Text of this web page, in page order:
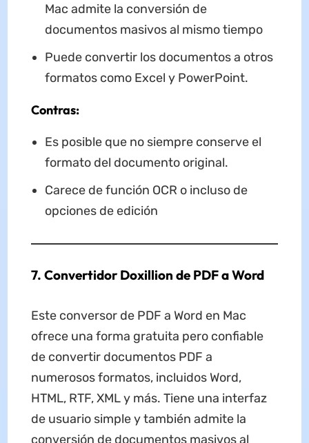
Mac admite la conversión de
documentos masivos al mismo tiempo
Puede convertir los documentos a otros
formatos como Excel y PowerPoint.
Contras:
Es posible que no siempre conserve el
formato del documento original.
Carece de función OCR o incluso de
opciones de edición
7. Convertidor Doxillion de PDF a Word
Este conversor de PDF a Word en Mac
ofrece una forma gratuita pero confiable
de convertir documentos PDF a
numerosos formatos, incluidos Word,
HTML, RTF, XML y más. Tiene una interfaz
de usuario simple y también admite la
conversión de documentos masivos al